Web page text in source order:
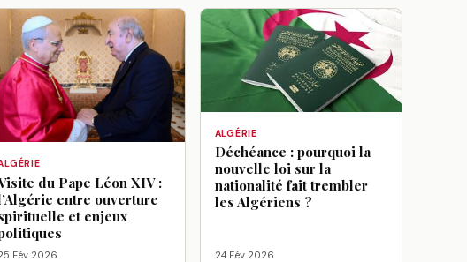
du Pape Léon XIV :
entre ouverture
et enjeux
Fév 2026
ALGÉRIE
Déchéance : pourquoi la
nouvelle loi sur la
nationalité fait trembler
les Algériens ?
24 Fév 2026